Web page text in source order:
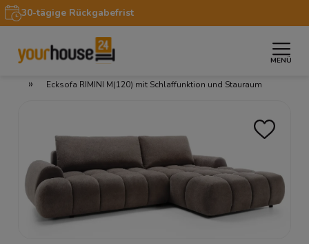
30-tägige Rückgabefrist
MENÜ
Startseite » Möbel Ecksofas
» Ecksofa RIMINI M(120) mit Schlaffunktion und Stauraum